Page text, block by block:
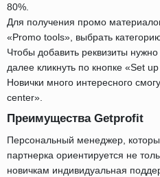
80%.
Для получения промо
«Promo tools», выбрать
Чтобы добавить реквизиты
далее кликнуть по кнопке «Set
Новички много интересного
center».
Преимущества Getprofit
Персональный менеджер,
партнерка ориентируется не
новичкам индивидуальная